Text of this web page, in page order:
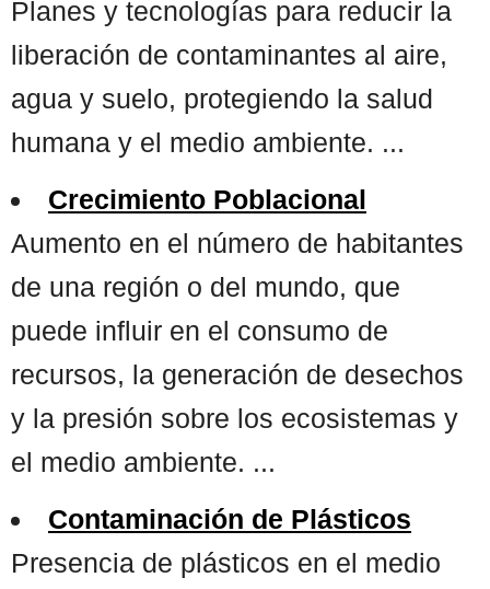
Planes y tecnologías para reducir la
liberación de contaminantes al aire,
agua y suelo, protegiendo la salud
humana y el medio ambiente. ...
Crecimiento Poblacional
Aumento en el número de habitantes
de una región o del mundo, que
puede influir en el consumo de
recursos, la generación de desechos
y la presión sobre los ecosistemas y
el medio ambiente. ...
Contaminación de Plásticos
Presencia de plásticos en el medio